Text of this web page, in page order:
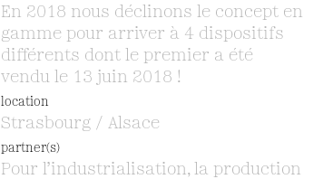
En 2018 nous déclinons le concept en
gamme pour arriver à 4 dispositifs
différents dont le premier a été
vendu le 13 juin 2018 !
location
Strasbourg / Alsace
partner(s)
Pour l’industrialisation, la production